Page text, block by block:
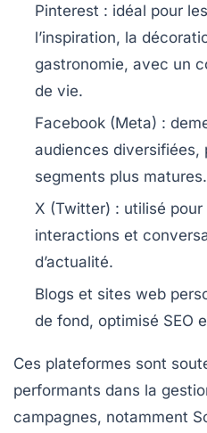
Pinterest : idéal pour
l’inspiration, la
gastronomie, avec un
de vie.
Facebook (Meta) :
audiences diversifiées,
segments plus matures.
X (Twitter) : utilisé
interactions et
d’actualité.
Blogs et sites web
de fond, optimisé SEO
Ces plateformes sont
performants dans la
campagnes, notamment